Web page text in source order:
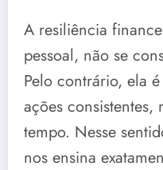
A resiliência
pessoal, não se
Pelo contrário, ela
ações
tempo. Nesse
nos ensina